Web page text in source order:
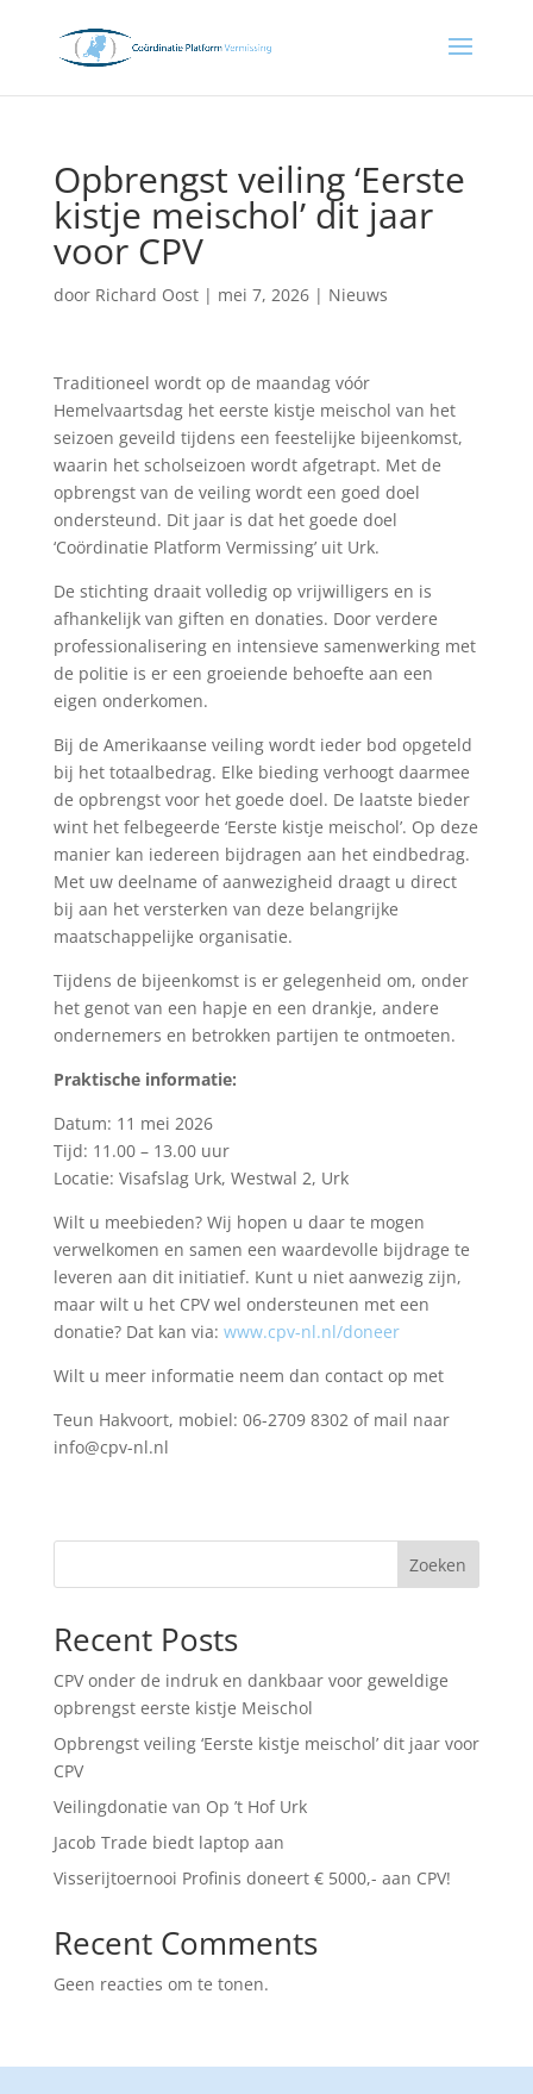
Opbrengst veiling ‘Eerste
kistje meischol’ dit jaar
voor CPV
door Richard Oost| mei 7, 2026| Nieuws
Traditioneel wordt op de maandag vóór
Hemelvaartsdag het eerste kistje meischol van het
seizoen geveild tijdens een feestelijke bijeenkomst,
waarin het scholseizoen wordt afgetrapt. Met de
opbrengst van de veiling wordt een goed doel
ondersteund. Dit jaar is dat het goede doel
‘Coördinatie Platform Vermissing’ uit Urk.
De stichting draait volledig op vrijwilligers en is
afhankelijk van giften en donaties. Door verdere
professionalisering en intensieve samenwerking met
de politie is er een groeiende behoefte aan een
eigen onderkomen.
Bij de Amerikaanse veiling wordt ieder bod opgeteld
bij het totaalbedrag. Elke bieding verhoogt daarmee
de opbrengst voor het goede doel. De laatste bieder
wint het felbegeerde ‘Eerste kistje meischol’. Op deze
manier kan iedereen bijdragen aan het eindbedrag.
Met uw deelname of aanwezigheid draagt u direct
bij aan het versterken van deze belangrijke
maatschappelijke organisatie.
Tijdens de bijeenkomst is er gelegenheid om, onder
het genot van een hapje en een drankje, andere
ondernemers en betrokken partijen te ontmoeten.
Praktische informatie:
Datum: 11 mei 2026
Tijd: 11.00 – 13.00 uur
Locatie: Visafslag Urk, Westwal 2, Urk
Wilt u meebieden? Wij hopen u daar te mogen
verwelkomen en samen een waardevolle bijdrage te
leveren aan dit initiatief. Kunt u niet aanwezig zijn,
maar wilt u het CPV wel ondersteunen met een
donatie? Dat kan via: www.cpv-nl.nl/doneer
Wilt u meer informatie neem dan contact op met
Teun Hakvoort, mobiel: 06-2709 8302 of mail naar
info@cpv-nl.nl
Zoeken
Recent Posts
CPV onder de indruk en dankbaar voor geweldige
opbrengst eerste kistje Meischol
Opbrengst veiling ‘Eerste kistje meischol’ dit jaar voor
CPV
Veilingdonatie van Op ’t Hof Urk
Jacob Trade biedt laptop aan
Visserijtoernooi Profinis doneert € 5000,- aan CPV!
Recent Comments
Geen reacties om te tonen.